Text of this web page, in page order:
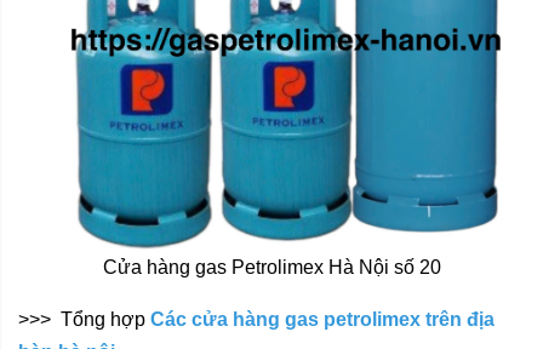
Cửa hàng gas Petrolimex Hà Nội số 20
>>> Tổng hợp Các cửa hàng gas petrolimex trên địa